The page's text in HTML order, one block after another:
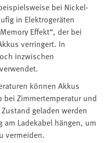
bei Nickel-
in Elektrogeräten
Effekt“, der bei
verringert. In
inzwischen
können Akkus
Zimmertemperatur und
geladen werden
Ladekabel hängen, um
vermeiden.